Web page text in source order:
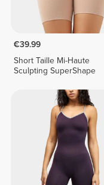
€39.99
Short Taille Mi-Haute
Sculpting SuperShape